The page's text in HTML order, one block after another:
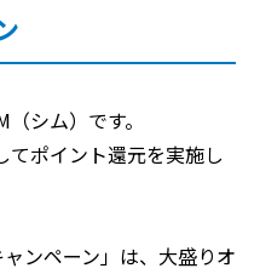
シム）です。
てポイント還元を実施し
ンペーン」は、大盛りオ